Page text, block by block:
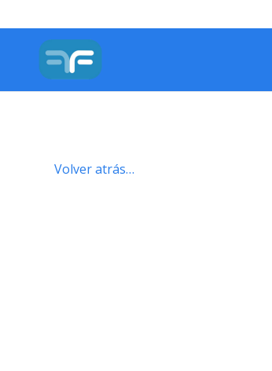
Volver atrás…